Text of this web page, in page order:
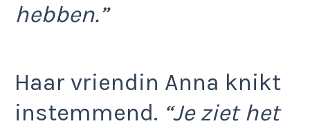
hebben.”
Haar vriendin Anna knikt
instemmend. “Je ziet het